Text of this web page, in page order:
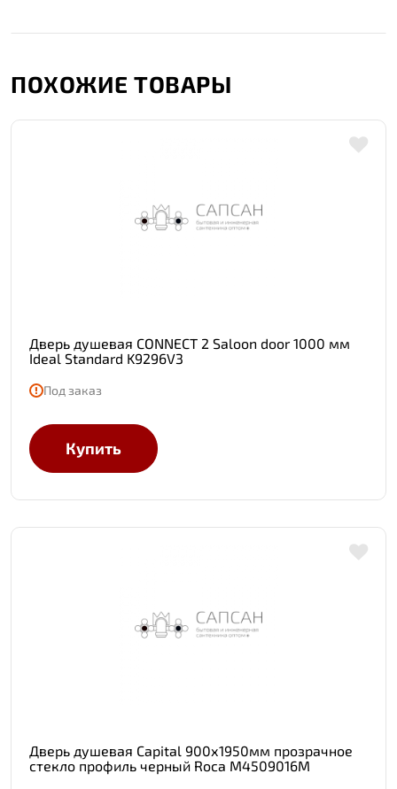
ПОХОЖИЕ ТОВАРЫ
Дверь душевая CONNECT 2 Saloon door 1000 мм
Ideal Standard K9296V3
Под заказ
Купить
Дверь душевая Capital 900х1950мм прозрачное
стекло профиль черный Roca M4509016M